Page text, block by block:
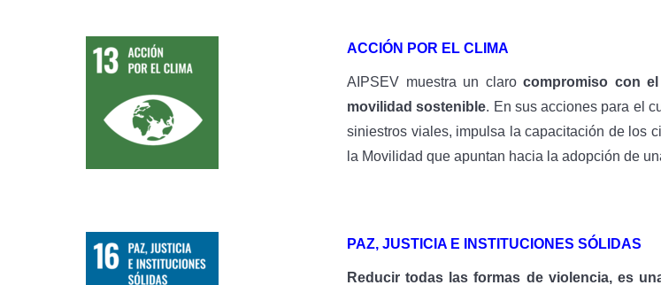
ACCIÓN POR EL CLIMA
AIPSEV muestra un clarocompromiso con
movilidad sostenible. En sus acciones para el
siniestros viales, impulsa la capacitación de los
la Movilidad que apuntan hacia la adopción de
PAZ, JUSTICIA E INSTITUCIONES SÓLIDAS
Reducir todas las formas de violencia, es